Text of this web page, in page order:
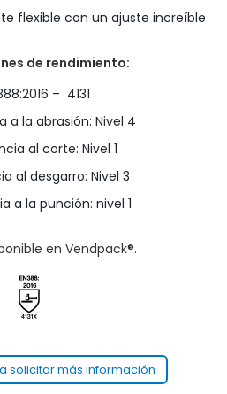
flexible con un ajuste increíble
de rendimiento:
– 4131
a la abrasión: Nivel 4
al corte: Nivel 1
al desgarro: Nivel 3
a la punción: nivel 1
en Vendpack®.
solicitar más información